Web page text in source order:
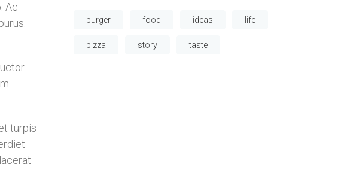
Ac
turpis
burger food ideas life
pizza story taste